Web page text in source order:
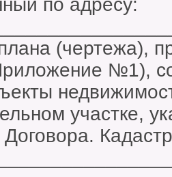
по адресу:
(чертежа),
№1),
участке,
Договора.